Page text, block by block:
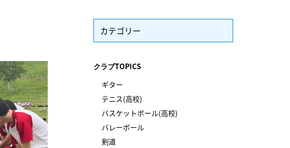
カテゴリー
クラブTOPICS
ギター
テニス(高校)
バスケットボール(高校)
バレーボール
剣道